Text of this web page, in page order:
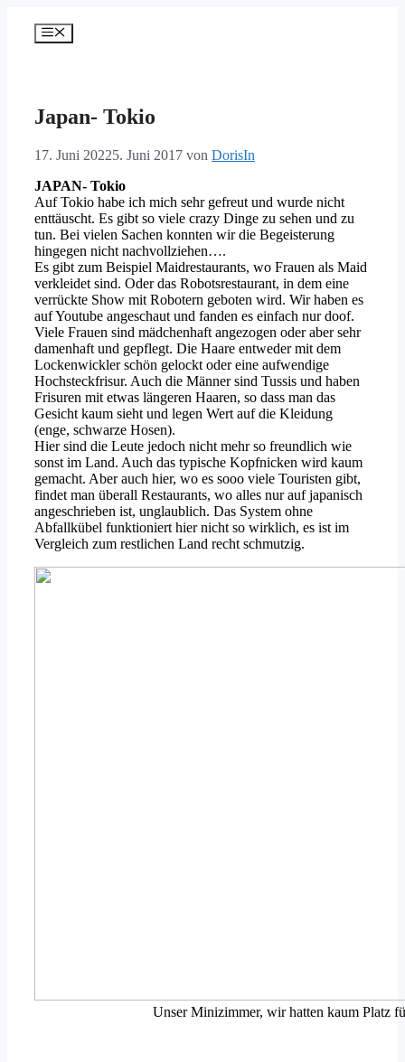
Inhalt
springen
Menü
Japan- Tokio
17. Juni 20225. Juni 2017 von DorisIn
JAPAN- Tokio
Auf Tokio habe ich mich sehr gefreut und wurde nicht
enttäuscht. Es gibt so viele crazy Dinge zu sehen und zu
tun. Bei vielen Sachen konnten wir die Begeisterung
hingegen nicht nachvollziehen….
Es gibt zum Beispiel Maidrestaurants, wo Frauen als Maid
verkleidet sind. Oder das Robotsrestaurant, in dem eine
verrückte Show mit Robotern geboten wird. Wir haben es
auf Youtube angeschaut und fanden es einfach nur doof.
Viele Frauen sind mädchenhaft angezogen oder aber sehr
damenhaft und gepflegt. Die Haare entweder mit dem
Lockenwickler schön gelockt oder eine aufwendige
Hochsteckfrisur. Auch die Männer sind Tussis und haben
Frisuren mit etwas längeren Haaren, so dass man das
Gesicht kaum sieht und legen Wert auf die Kleidung
(enge, schwarze Hosen).
Hier sind die Leute jedoch nicht mehr so freundlich wie
sonst im Land. Auch das typische Kopfnicken wird kaum
gemacht. Aber auch hier, wo es sooo viele Touristen gibt,
findet man überall Restaurants, wo alles nur auf japanisch
angeschrieben ist, unglaublich. Das System ohne
Abfallkübel funktioniert hier nicht so wirklich, es ist im
Vergleich zum restlichen Land recht schmutzig.
Unser Minizimmer, wir hatten kaum Platz